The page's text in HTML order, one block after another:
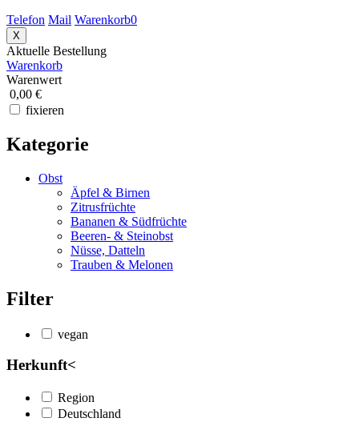
Telefon Mail Warenkorb0
X
Aktuelle Bestellung
Warenkorb
Warenwert
0,00 €
fixieren
Kategorie
Obst
Äpfel & Birnen
Zitrusfrüchte
Bananen & Südfrüchte
Beeren- & Steinobst
Nüsse, Datteln
Trauben & Melonen
Filter
vegan
Herkunft<
Region
Deutschland